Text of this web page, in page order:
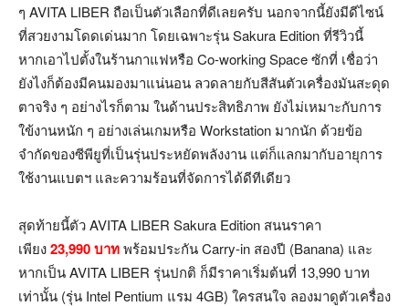
ๆ AVITA LIBER ถือเป็นตัวเลือกที่ดีเลยครับ นอกจากนี้ยังมีดีไซน์
ที่สวยงามโดดเด่นมาก โดยเฉพาะรุ่น Sakura Edition ที่รีวิวนี้
หากเอาไปตั้งในร้านกาแฟหรือ Co-working Space ซักที่ เชื่อว่า
ยังไงก็ต้องมีคนมองมาแน่นอน ลวดลายกับสีสันตัวเครื่องมันสะดุด
ตาจริง ๆ อย่างไรก็ตาม ในด้านประสิทธิภาพ ยังไม่เหมาะกับการ
ใข้งานหนัก ๆ อย่างเล่นเกมหรือ Workstation มากนัก ด้วยข้อ
จำกัดของซีพียูที่เป็นรุ่นประหยัดพลังงาน แต่ก็แลกมากับอายุการ
ใช้งานแบตฯ และความร้อนที่จัดการได้ดีทีเดียว
สุดท้ายนี้ตัว AVITA LIBER Sakura Edition สนนราคา
เพียง23,990 บาทพร้อมประกัน Carry-in สองปี (Banana) และ
หากเป็น AVITA LIBER รุ่นปกติ ก็มีราคาเริ่มต้นที่ 13,990 บาท
เท่านั้น (รุ่น Intel Pentium แรม 4GB) ใครสนใจ ลองมาดูตัวเครื่อง